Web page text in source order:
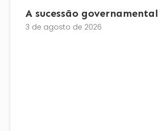
A sucessão governamental
3 de agosto de 2026